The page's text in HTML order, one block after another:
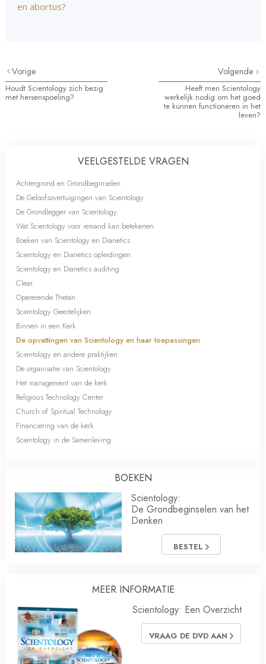
en abortus?
Vorige
Houdt Scientology zich bezig
met hersenspoeling?
Volgende
Heeft men Scientology
werkelijk nodig om het goed
te kunnen functioneren in het
leven?
VEELGESTELDE VRAGEN
Achtergrond en Grondbeginselen
De Geloofsovertuigingen van Scientology
De Grondlegger van Scientology
Wat Scientology voor iemand kan betekenen
Boeken van Scientology en Dianetics
Scientology en Dianetics opleidingen
Scientology en Dianetics auditing
Clear
Opererende Thetan
Scientology Geestelijken
Binnen in een Kerk
De opvattingen van Scientology en haar toepassingen
Scientology en andere praktijken
De organisatie van Scientology
Het management van de kerk
Religious Technology Center
Church of Spiritual Technology
Financiering van de kerk
Scientology in de Samenleving
BOEKEN
Scientology:
De Grondbeginselen van het
Denken
BESTEL
MEER INFORMATIE
Scientology: Een Overzicht
VRAAG DE DVD AAN